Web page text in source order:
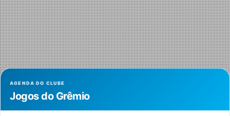
AGENDA DO CLUBE
Jogos do Grêmio